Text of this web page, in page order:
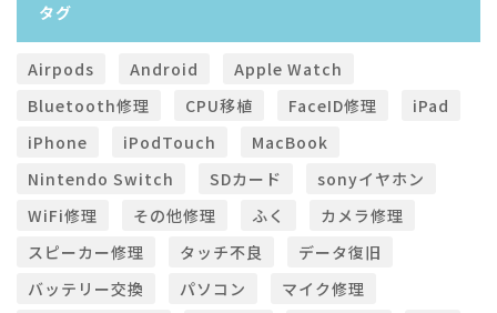
タグ
Airpods Android
Apple Watch
Bluetooth修理
CPU移植 FaceID修理
iPad
iPhone
iPodTouch
MacBook
Nintendo Switch
SDカード
sonyイヤホン
WiFi修理
その他修理 ふく
カメラ修理
スピーカー修理
タッチ不良
データ復旧
バッテリー交換
パソコン
マイク修理